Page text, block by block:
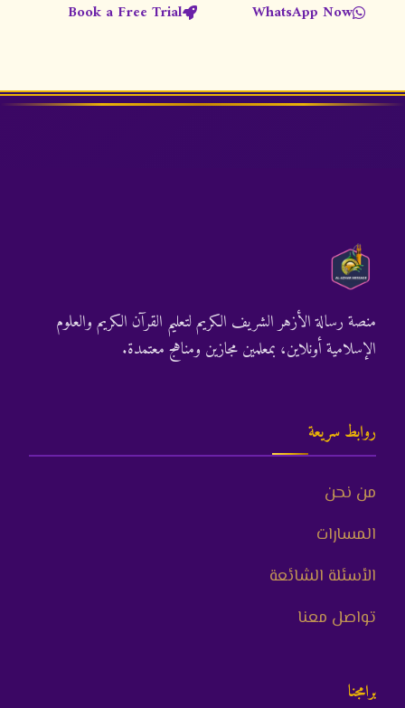
WhatsApp Now
Book a Free Trial
منصة رسالة الأزهر الشريف الكريم لتعليم القرآن الكريم والعلوم
الإسلامية أونلاين، بمعلمين مجازين ومناهج معتمدة.
روابط سريعة
من نحن
المسارات
الأسئلة الشائعة
تواصل معنا
برامجنا